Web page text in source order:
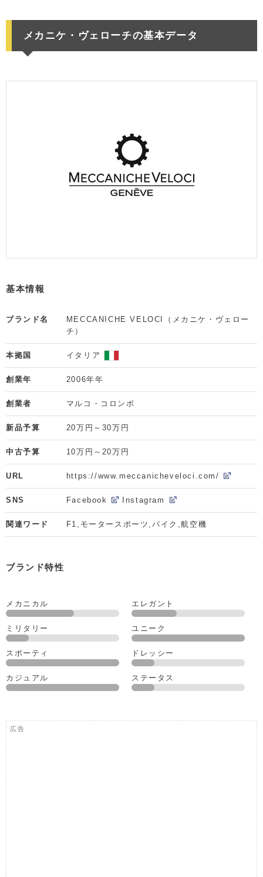
メカニケ・ヴェローチの基本データ
基本情報
ブランド名
MECCANICHE VELOCI（メカニケ・ヴェロー
チ）
本拠国 イタリア
創業年 2006年年
創業者 マルコ・コロンボ
新品予算 20万円～30万円
中古予算 10万円～20万円
URL https://www.meccanicheveloci.com/
SNS Facebook Instagram
関連ワード F1,モータースポーツ,バイク,航空機
ブランド特性
メカニカル エレガント
ミリタリー ユニーク
スポーティ ドレッシー
カジュアル ステータス
広告